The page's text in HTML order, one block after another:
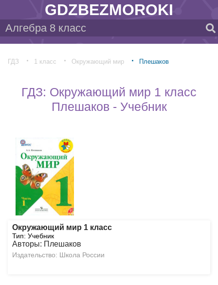
GDZBEZMOROKI
ГДЗ 1 класс Окружающий мир Плешаков
ГДЗ: Окружающий мир 1 класс
Плешаков - Учебник
Окружающий мир 1 класс
Тип: Учебник
Авторы: Плешаков
Издательство: Школа России